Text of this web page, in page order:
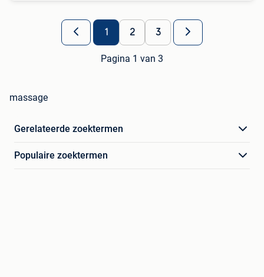
1 2 3
Pagina 1 van 3
massage
Gerelateerde zoektermen
Populaire zoektermen